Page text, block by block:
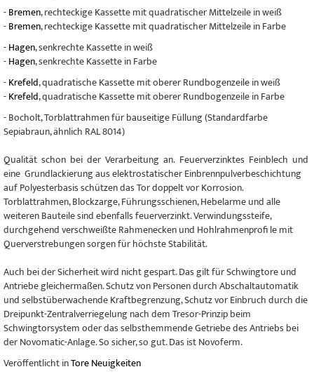
-Bremen, rechteckige Kassette mit quadratischer Mittelzeile in weiß
-Bremen, rechteckige Kassette mit quadratischer Mittelzeile in Farbe
-Hagen, senkrechte Kassette in weiß
-Hagen, senkrechte Kassette in Farbe
-Krefeld, quadratische Kassette mit oberer Rundbogenzeile in weiß
-Krefeld, quadratische Kassette mit oberer Rundbogenzeile in Farbe
- Bocholt, Torblattrahmen für bauseitige Füllung (Standardfarbe
Sepiabraun, ähnlich RAL 8014)
Qualität schon bei der Verarbeitung an. Feuerverzinktes Feinblech und
eine Grundlackierung aus elektrostatischer Einbrennpulverbeschichtung
auf Polyesterbasis schützen das Tor doppelt vor Korrosion.
Torblattrahmen, Blockzarge, Führungsschienen, Hebelarme und alle
weiteren Bauteile sind ebenfalls feuerverzinkt. Verwindungssteife,
durchgehend verschweißte Rahmenecken und Hohlrahmenprofi le mit
Querverstrebungen sorgen für höchste Stabilität.
Auch bei der Sicherheit wird nicht gespart. Das gilt für Schwingtore und
Antriebe gleichermaßen. Schutz von Personen durch Abschaltautomatik
und selbstüberwachende Kraftbegrenzung, Schutz vor Einbruch durch die
Dreipunkt-Zentralverriegelung nach dem Tresor-Prinzip beim
Schwingtorsystem oder das selbsthemmende Getriebe des Antriebs bei
der Novomatic-Anlage. So sicher, so gut. Das ist Novoferm.
Veröffentlicht inTore Neuigkeiten